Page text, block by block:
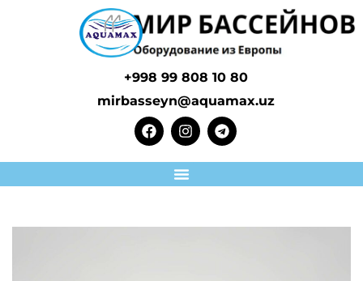
+998 99 808 10 80
mirbasseyn@aquamax.uz